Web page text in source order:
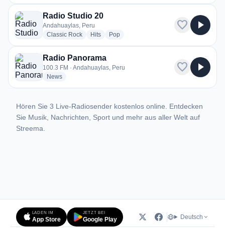
Radio Studio 20
Andahuaylas, Peru
Classic Rockradio stations
Hitsradio stations
Popradio stations
favorite play_arrow
Radio Panorama
100.3 FM · Andahuaylas, Peru
Newsradio stations
favorite play_arrow
Hören Sie 3 Live-Radiosender kostenlos online. Entdecken
Sie Musik, Nachrichten, Sport und mehr aus aller Welt auf
Streema.
LADEN IM
App Store
JETZT BEI
Google Play Deutsch